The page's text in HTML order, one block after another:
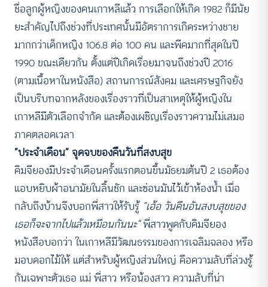
ชื่อลูกผู้หญิงของคนเกาหลีแล้ว การเลือกให้เกิด 1982 ก็มีนัย
ยะสำคัญไปถึงช่วงที่ประเทศนั้นมีอัตราการเกิดระหว่างชาย
มากกว่าเด็กหญิง 106.8 ต่อ 100 คน และพีคมากที่สุดในปี
1990 ขณะเดียวกัน ตั้งแต่ปีเกิดเรื่อยมาจนถึงช่วงปี 2016
(ตามเนื้อหาในหนังสือ) สถานการณ์สังคม และเศรษฐกิจยัง
เป็นบริบทฉากหลังของเรื่องราวที่เป็นสาเหตุให้ผู้หญิงใน
เกาหลีมีตัวเลือกจำกัด และต้องเผชิญเรื่องราวความไม่เสมอ
ภาคตลอดเวลา
“ประจำเดือน” จุดจบของคืนวันที่สงบสุข
คิมจียองมีประจำเดือนครั้งแรกตอนขึ้นมัธยมต้นปี 2 เธอต้อง
แอบหยิบผ้าอนามัยในลิ้นชัก และซ่อนมันไว้เข้าห้องน้ำ เมื่อ
กลับถึงบ้านจึงบอกพี่สาวให้รับรู้ “เฮ้อ วันคืนอันสงบสุขของ
เธอก็จะจากไปแล้วเหมือนกันนะ”พี่สาวพูดกับคิมจียอง
หนังสือบอกว่า ในเกาหลีมีวัฒนธรรมของการเฉลิมฉลอง หรือ
มอบดอกไม้ให้ แต่สำหรับผู้หญิงส่วนใหญ่ คือความลับที่ล่วงรู้
กันเฉพาะตัวเธอ แม่ พี่สาว หรือน้องสาว ความลับที่น่า